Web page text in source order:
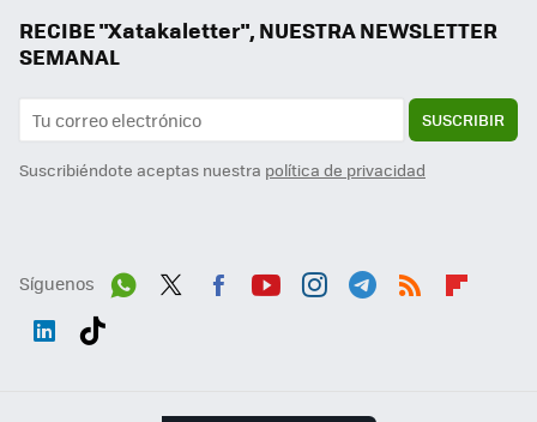
RECIBE "Xatakaletter", NUESTRA NEWSLETTER
SEMANAL
SUSCRIBIR
Suscribiéndote aceptas nuestra política de privacidad
Síguenos